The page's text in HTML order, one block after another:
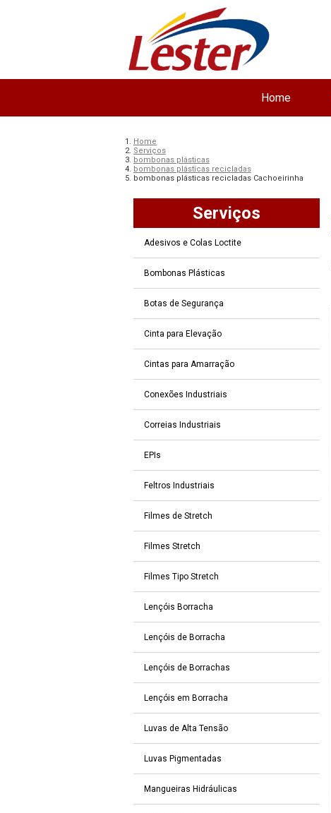
Home
Home
Serviços
bombonas plásticas
bombonas plásticas recicladas
bombonas plásticas recicladas Cachoeirinha
Serviços
Adesivos e Colas Loctite
Bombonas Plásticas
Botas de Segurança
Cinta para Elevação
Cintas para Amarração
Conexões Industriais
Correias Industriais
EPIs
Feltros Industriais
Filmes de Stretch
Filmes Stretch
Filmes Tipo Stretch
Lençóis Borracha
Lençóis de Borracha
Lençóis de Borrachas
Lençóis em Borracha
Luvas de Alta Tensão
Luvas Pigmentadas
Mangueiras Hidráulicas